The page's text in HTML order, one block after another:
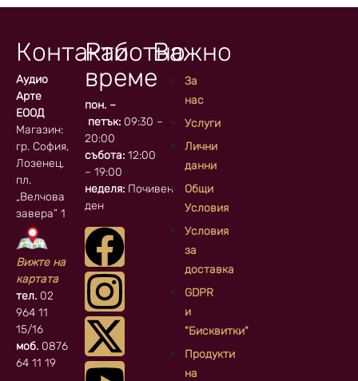
Контакти
Аудио
Арте
ЕООД
Магазин:
гр. София, кв.
Лозенец,
пл.
„Велчова
завера” 1
Вижте на
картата
тел. 02
964 11
15/16
моб. 0876
64 11 19
Работно
време
пон. –
петък:09:30 –
20:00
събота:12:00
– 19:00
неделя:Почивен
ден
Важно
За
нас
Услуги
Лични
данни
Общи
Условия
Условия
за
доставка
GDPR
и
"Бисквитки"
Продукти
на